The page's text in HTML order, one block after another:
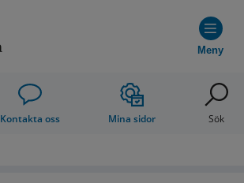
Meny
Kontakta oss Mina sidor Sök